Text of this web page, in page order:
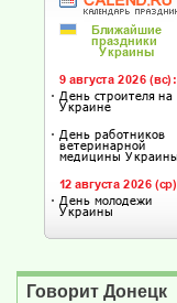
Говорит Донецк